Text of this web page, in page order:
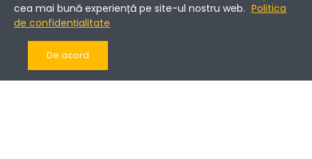
Companie
cea mai bună experiență pe site-ul nostru web. Politica
de confidențialitate
De acord